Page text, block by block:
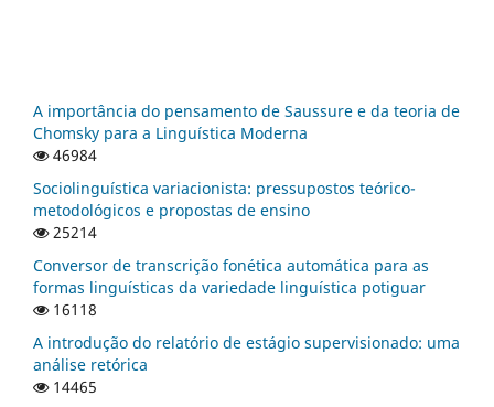
A importância do pensamento de Saussure e da teoria de
Chomsky para a Linguística Moderna
46984
Sociolinguística variacionista: pressupostos teórico-
metodológicos e propostas de ensino
25214
Conversor de transcrição fonética automática para as
formas linguísticas da variedade linguística potiguar
16118
A introdução do relatório de estágio supervisionado: uma
análise retórica
14465